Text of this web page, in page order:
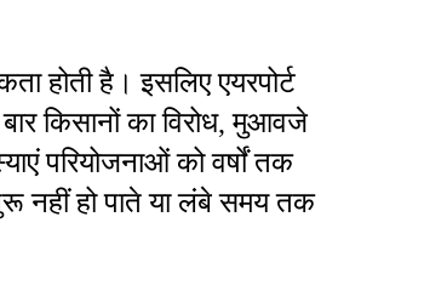
होती है। इसलिए एयरपोर्ट
किसानों का विरोध, मुआवजे
परियोजनाओं को वर्षों तक
नहीं हो पाते या लंबे समय तक